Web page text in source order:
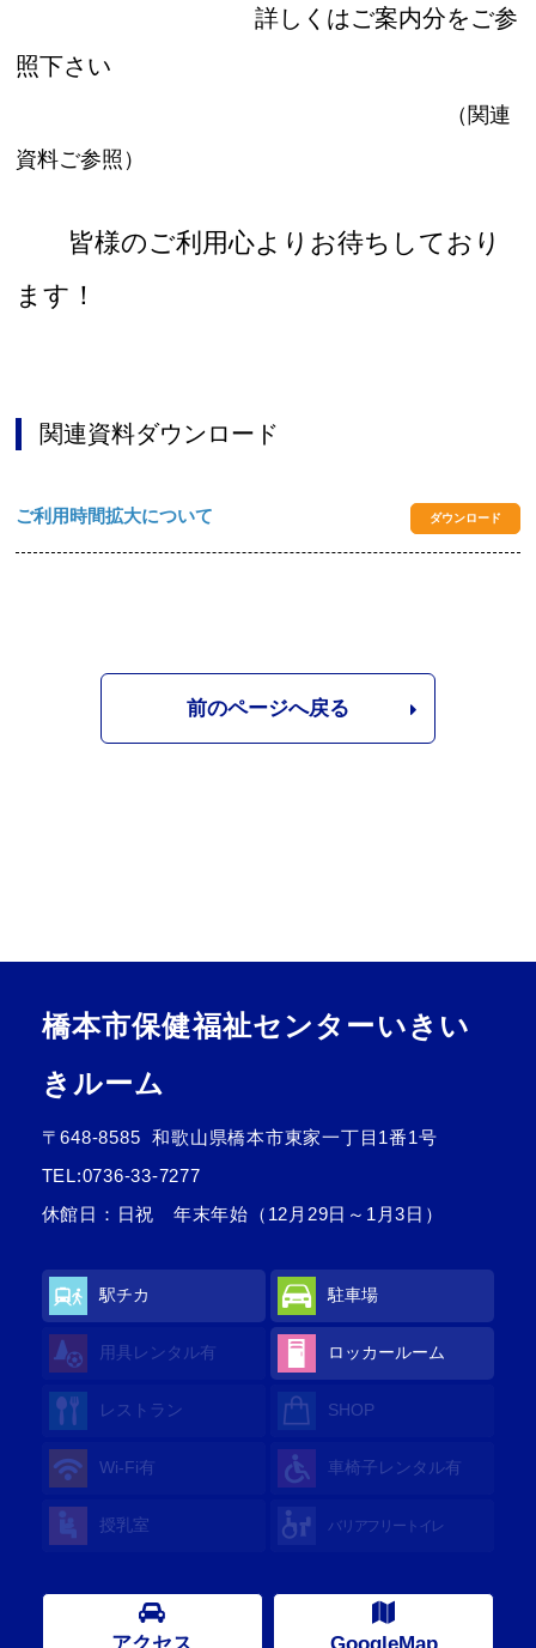
詳しくはご案内分をご参
照下さい
（関連
資料ご参照）
皆様のご利用心よりお待ちしており
ます！
関連資料ダウンロード
ご利用時間拡大について ダウンロード
前のページへ戻る
橋本市保健福祉センターいきい
きルーム
〒648-8585
和歌山県橋本市東家一丁目1番1号
TEL:0736-33-7277
休館日：日祝 年末年始（12月29日～1月3日）
駅チカ 駐車場
用具レンタル有 ロッカールーム
レストラン SHOP
Wi-Fi有 車椅子レンタル有
授乳室 バリアフリートイレ